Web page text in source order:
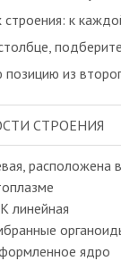
к
подберите
из
СТРОЕНИЯ
расположена в
линейная
ядро